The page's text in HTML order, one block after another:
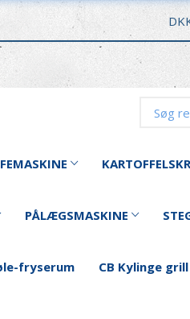
PÅLÆGSMASKINE
fryserum CB Kylinge grill